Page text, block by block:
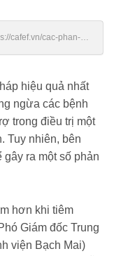
cafef.vn/cac-phan-
hiệu quả nhất
ngừa các bệnh
trong điều trị một
Tuy nhiên, bên
ra một số phản
hơn khi tiêm
Giám đốc Trung
viện Bạch Mai)